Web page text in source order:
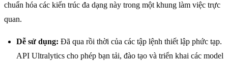
chuẩn hóa các kiến trúc đa dạng này trong một khung làm việc trực
quan.
Dễ sử dụng: Đã qua rồi thời của các tập lệnh thiết lập phức tạp.
API Ultralytics cho phép bạn tải, đào tạo và triển khai các model